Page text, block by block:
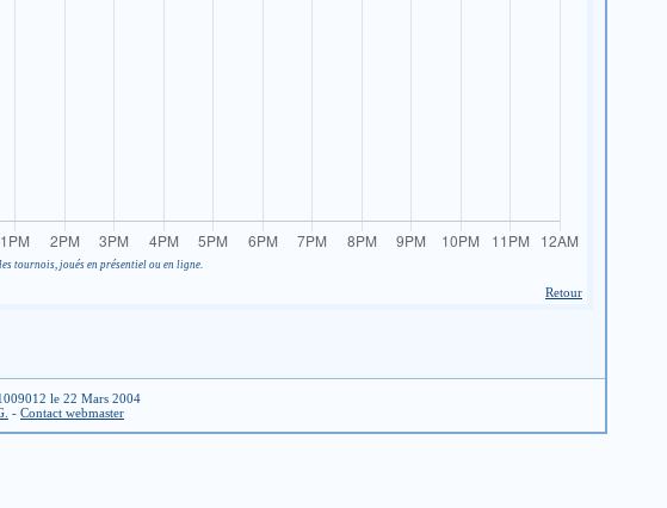
tournois, joués en présentiel ou en ligne.
Retour
le 22 Mars 2004
- Contact webmaster